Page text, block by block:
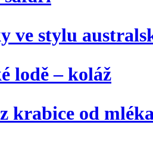
ve stylu
lodě – koláž
krabice od